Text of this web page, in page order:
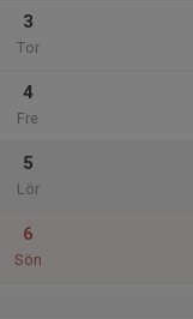
3
Tor
4
Fre
5
Lör
6
Sön